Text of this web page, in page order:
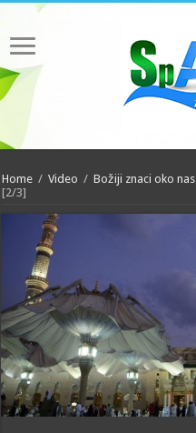
Home / Video / Božiji znaci oko nas
[2/3]